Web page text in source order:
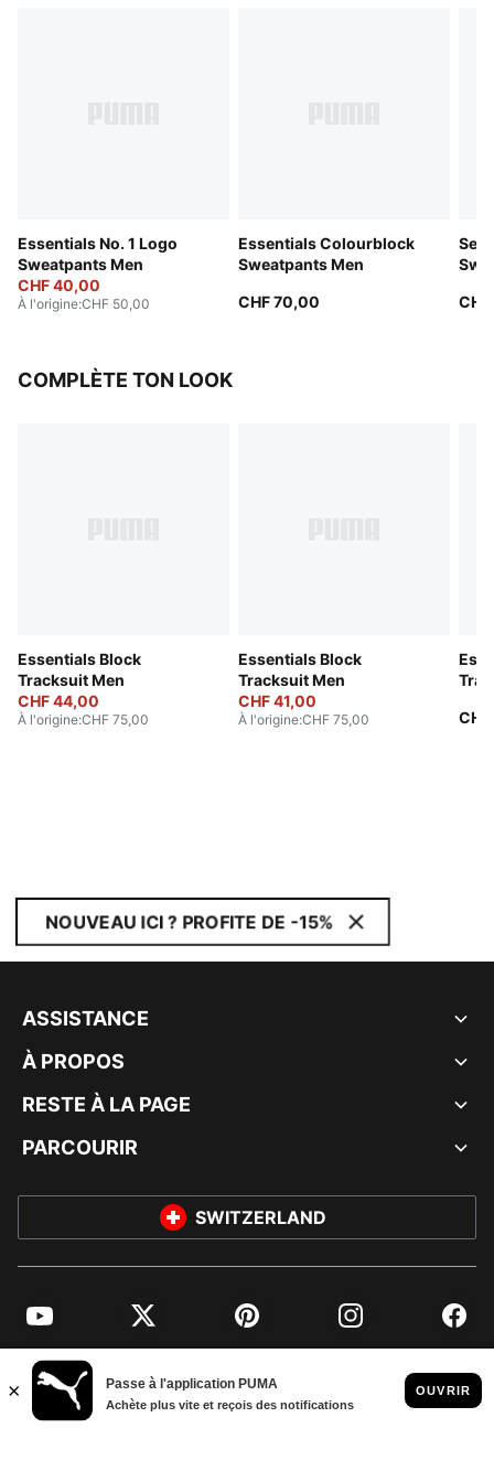
Essentials No. 1 Logo
Sweatpants Men
CHF 40,00
À l'origine:CHF 50,00
Essentials Colourblock
Sweatpants Men
CHF 70,00
COMPLÈTE TON LOOK
Essentials Block
Tracksuit Men
CHF 44,00
À l'origine:CHF 75,00
Essentials Block
Tracksuit Men
CHF 41,00
À l'origine:CHF 75,00
NOUVEAU ICI ? PROFITE DE -15%
ASSISTANCE
À PROPOS
RESTE À LA PAGE
PARCOURIR
SWITZERLAND
YouTube Twitter Pinterest Instagram
© PUMA EUROPE GMBH, 2026. TOUS DROITS RÉSERVÉS
MENTIONS ET DONNÉES LÉGALES